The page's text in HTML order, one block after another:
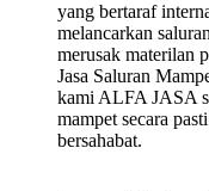
yang bertaraf
melancarkan
merusak materilan
Jasa Saluran
kami ALFA JASA
mampet secara
bersahabat.